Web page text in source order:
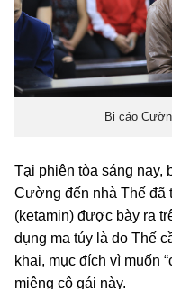
Bị cáo
Tại phiên tòa sáng nay,
Cường đến nhà Thế đã
(ketamin) được bày ra
dụng ma túy là do Thế
khai, mục đích vì muốn
miệng cô gái này.